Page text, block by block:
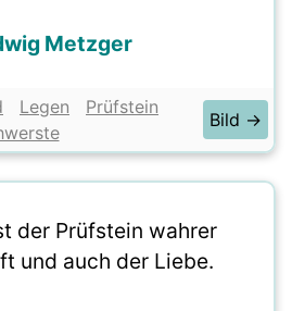
Metzger
Legen
Prüfstein
Bild →
der Prüfstein wahrer
und auch der Liebe.